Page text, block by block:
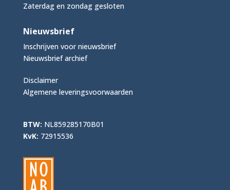
Zaterdag en zondag gesloten
Nieuwsbrief
Inschrijven voor nieuwsbrief
Nieuwsbrief archief
Disclaimer
Algemene leveringsvoorwaarden
BTW: NL859285170B01
KvK: 72915536